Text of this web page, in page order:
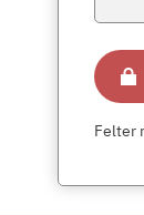
Felter